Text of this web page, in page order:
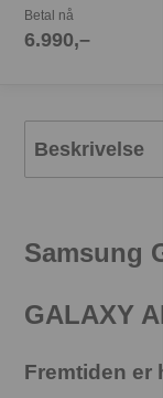
Betal nå
6.990,–
Beskrivelse
Samsung
GALAXY AI
Fremtiden er